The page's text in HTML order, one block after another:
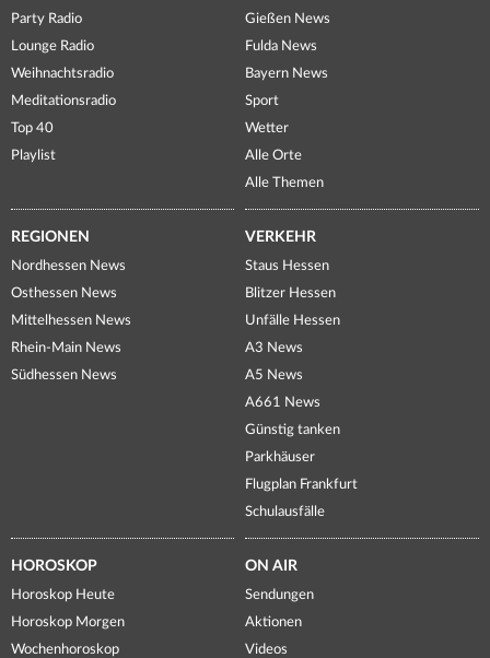
Party Radio
Lounge Radio
Weihnachtsradio
Meditationsradio
Top 40
Playlist
Gießen News
Fulda News
Bayern News
Sport
Wetter
Alle Orte
Alle Themen
REGIONEN
Nordhessen News
Osthessen News
Mittelhessen News
Rhein-Main News
Südhessen News
VERKEHR
Staus Hessen
Blitzer Hessen
Unfälle Hessen
A3 News
A5 News
A661 News
Günstig tanken
Parkhäuser
Flugplan Frankfurt
Schulausfälle
HOROSKOP
Horoskop Heute
Horoskop Morgen
Wochenhoroskop
ON AIR
Sendungen
Aktionen
Videos